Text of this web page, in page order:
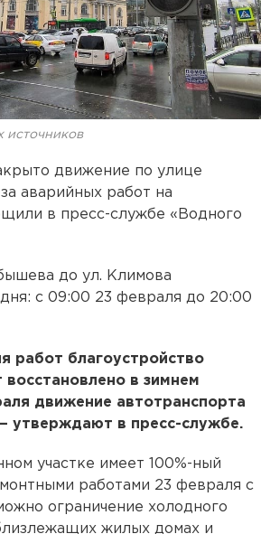
источников
движение по улице
аварийных работ на
в пресс-службе «Водного
до ул. Климова
с 09:00 23 февраля до 20:00
работ благоустройство
в зимнем
движение автотранспорта
утверждают в пресс-службе.
участке имеет 100%-ный
работами 23 февраля с
ограничение холодного
жилых домах и